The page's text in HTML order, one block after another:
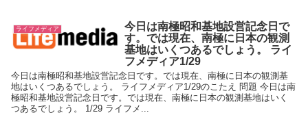
ライフメディア
今日は南極昭和基地設営記念日で
す。では現在、南極に日本の観測
基地はいくつあるでしょう。 ライ
フメディア1/29
今日は南極昭和基地設営記念日です。では現在、南極に日本の観測基
地はいくつあるでしょう。 ライフメディア1/29のこたえ 問題 今日は南
極昭和基地設営記念日です。では現在、南極に日本の観測基地はいく
つあるでしょう。 1/29 ライフメ...